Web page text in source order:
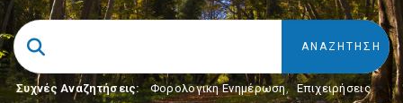
Συχνές Αναζητήσεις: Φορολογικη Ενημέρωση, Επιχειρήσεις